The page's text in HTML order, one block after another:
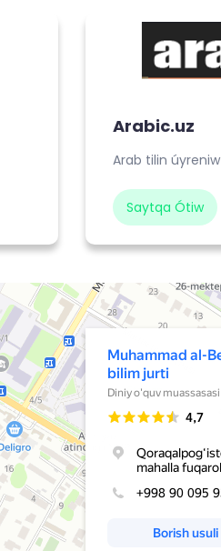
Arabic.uz
Arab tilin
Saytqa Ótiw
Беруний